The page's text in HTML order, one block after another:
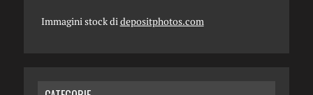
Immagini stock di depositphotos.com